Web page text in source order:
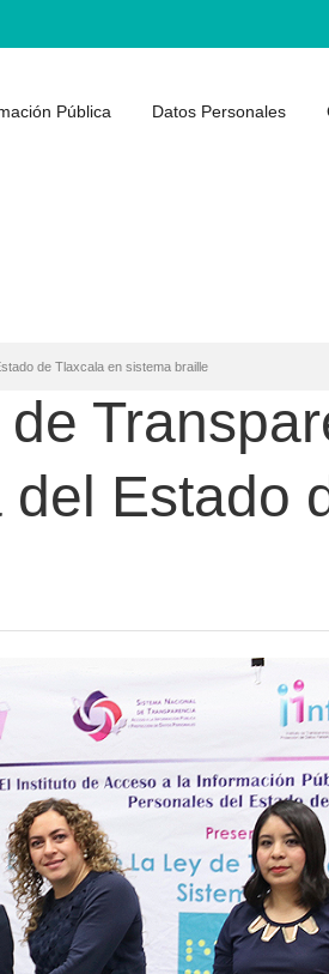
Pública Datos Personales
de Tlaxcala en sistema braille
Estado